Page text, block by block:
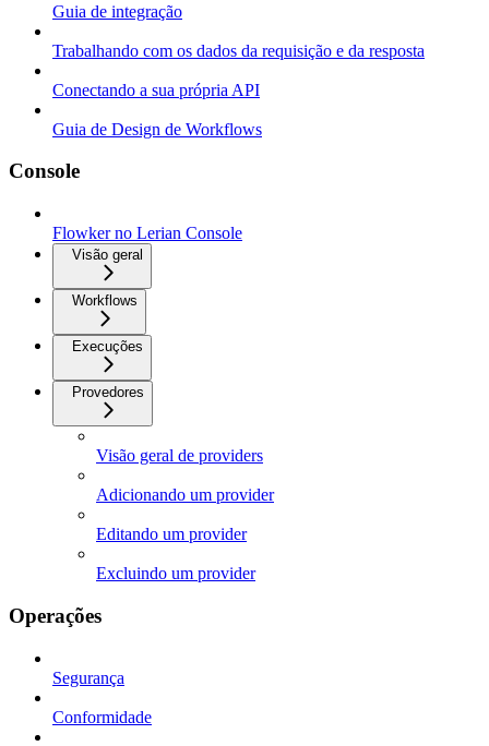
Guia de integração
Trabalhando com os dados da requisição e da resposta
Conectando a sua própria API
Guia de Design de Workflows
Console
Flowker no Lerian Console
Visão geral
Workflows
Execuções
Provedores
Visão geral de providers
Adicionando um provider
Editando um provider
Excluindo um provider
Operações
Segurança
Conformidade